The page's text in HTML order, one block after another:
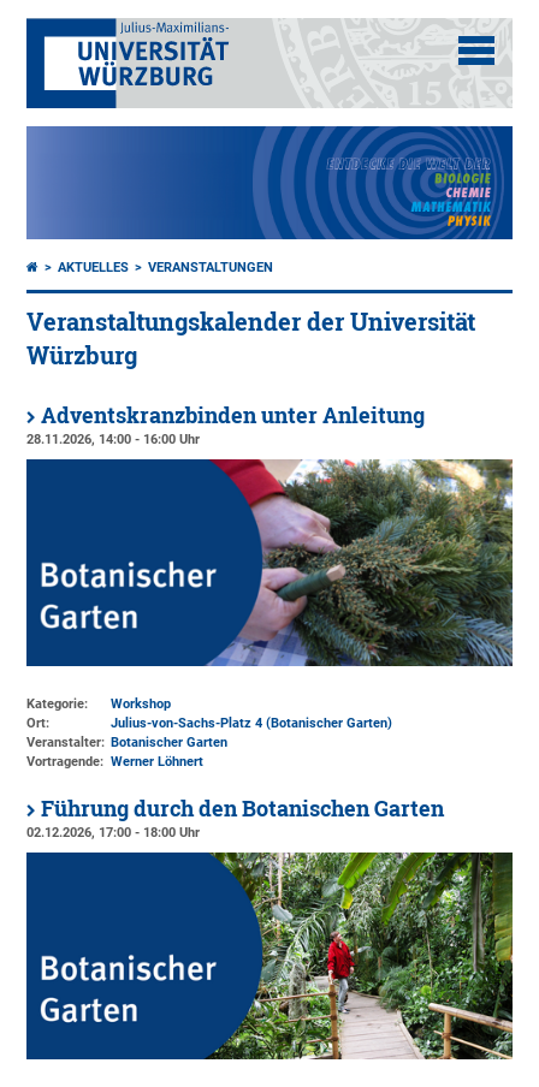
AKTUELLES VERANSTALTUNGEN
Veranstaltungskalender der Universität
Würzburg
Adventskranzbinden unter Anleitung
28.11.2026, 14:00 - 16:00 Uhr
Kategorie:
Workshop
Ort:
Julius-von-Sachs-Platz 4 (Botanischer Garten)
Veranstalter: Botanischer Garten
Vortragende: Werner Löhnert
Führung durch den Botanischen Garten
02.12.2026, 17:00 - 18:00 Uhr